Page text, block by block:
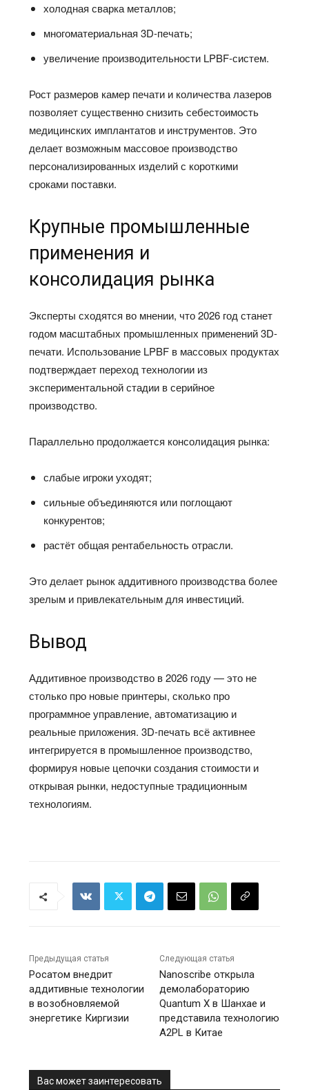
холодная сварка металлов;
многоматериальная 3D-печать;
увеличение производительности LPBF-систем.
Рост размеров камер печати и количества лазеров
позволяет существенно снизить себестоимость
медицинских имплантатов и инструментов. Это
делает возможным массовое производство
персонализированных изделий с короткими
сроками поставки.
Крупные промышленные
применения и
консолидация рынка
Эксперты сходятся во мнении, что 2026 год станет
годом масштабных промышленных применений 3D-
печати. Использование LPBF в массовых продуктах
подтверждает переход технологии из
экспериментальной стадии в серийное
производство.
Параллельно продолжается консолидация рынка:
слабые игроки уходят;
сильные объединяются или поглощают
конкурентов;
растёт общая рентабельность отрасли.
Это делает рынок аддитивного производства более
зрелым и привлекательным для инвестиций.
Вывод
Аддитивное производство в 2026 году — это не
столько про новые принтеры, сколько про
программное управление, автоматизацию и
реальные приложения. 3D-печать всё активнее
интегрируется в промышленное производство,
формируя новые цепочки создания стоимости и
открывая рынки, недоступные традиционным
технологиям.
Предыдущая статья
Росатом внедрит
аддитивные технологии
в возобновляемой
энергетике Киргизии
Следующая статья
Nanoscribe открыла
демолабораторию
Quantum X в Шанхае и
представила технологию
A2PL в Китае
Вас может заинтересовать